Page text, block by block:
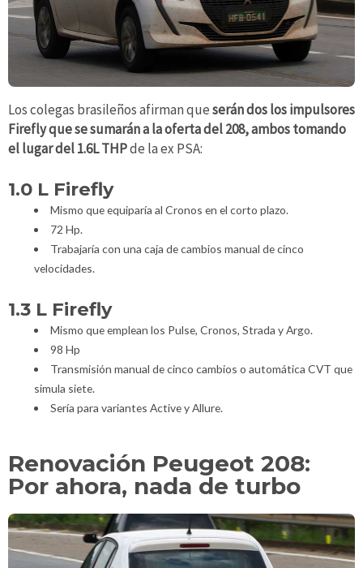
Los colegas brasileños afirman queserán dos los impulsores
Firefly que se sumarán a la oferta del 208, ambos tomando
el lugar del 1.6L THPde la ex PSA:
1.0 L Firefly
Mismo que equiparía al Cronos en el corto plazo.
72 Hp.
Trabajaría con una caja de cambios manual de cinco
velocidades.
1.3 L Firefly
Mismo que emplean los Pulse, Cronos, Strada y Argo.
98 Hp
Transmisión manual de cinco cambios o automática CVT que
simula siete.
Sería para variantes Active y Allure.
Renovación Peugeot 208:
Por ahora, nada de turbo